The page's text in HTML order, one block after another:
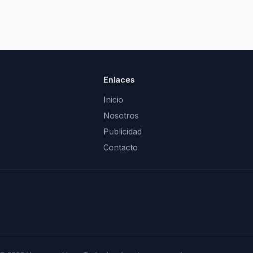
Enlaces
Inicio
Nosotros
Publicidad
Contacto